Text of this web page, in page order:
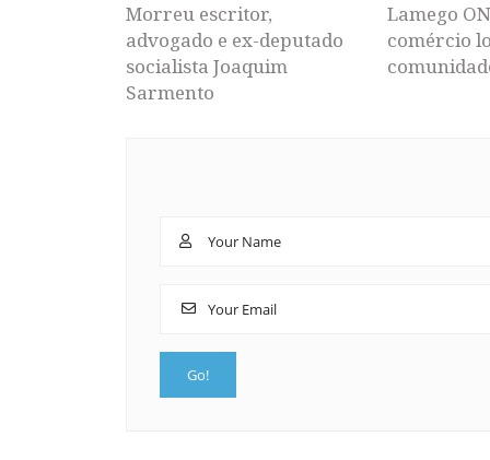
Morreu escritor,
advogado e ex-deputado
socialista Joaquim
Sarmento
Lamego
comércio